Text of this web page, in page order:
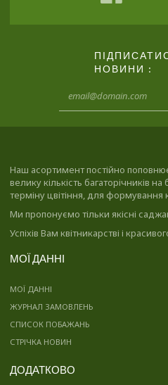
НОВИНИ :
Наш асортимент постійно
велику кількість багаторічників
терміну цвітіння, для формування
Ми пропонуємо тільки якісні
Успіхів Вам квітникарстві і
МОЇ ДАННІ
МОЇ ДАННІ
ЖУРНАЛ ЗАМОВЛЕНЬ
СПИСОК ПОБАЖАНЬ
СТРІЧКА НОВИН
ДОДАТКОВО